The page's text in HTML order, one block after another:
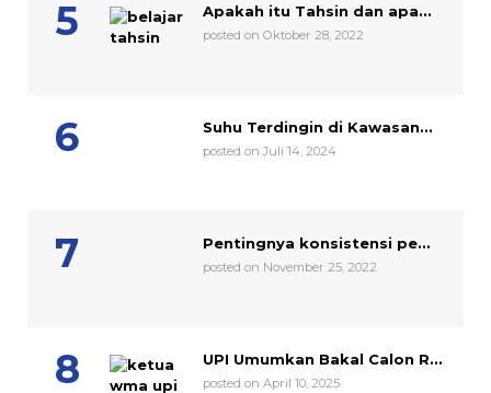
Apakah itu Tahsin dan apa...
posted on Oktober 28, 2022
Suhu Terdingin di Kawasan...
posted on Juli 14, 2024
Pentingnya konsistensi pe...
posted on November 25, 2022
UPI Umumkan Bakal Calon R...
posted on April 10, 2025